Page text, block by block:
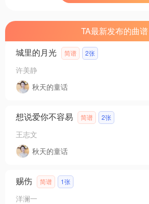
TA最新发布的曲谱
城里的月光
简谱 2张
许美静
秋天的童话
想说爱你不容易 简谱 2张
王志文
秋天的童话
赐伤 简谱 1张
洋澜一